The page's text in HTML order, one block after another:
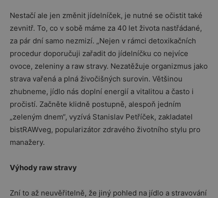
Nestačí ale jen změnit jídelníček, je nutné se očistit také
zevnitř. To, co v sobě máme za 40 let života nastřádané,
za pár dní samo nezmizí. „Nejen v rámci detoxikačních
procedur doporučuji zařadit do jídelníčku co nejvíce
ovoce, zeleniny a raw stravy. Nezatěžuje organizmus jako
strava vařená a plná živočišných surovin. Většinou
zhubneme, jídlo nás doplní energií a vitalitou a často i
pročistí. Začněte klidně postupně, alespoň jedním
„zeleným dnem“, vyzívá Stanislav Petříček, zakladatel
bistRAWveg, popularizátor zdravého životního stylu pro
manažery.
Výhody raw stravy
Zní to až neuvěřitelně, že jiný pohled na jídlo a stravování